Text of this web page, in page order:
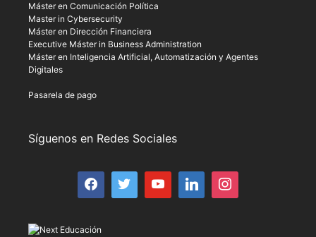
Máster en Comunicación Política
Master in Cybersecurity
Máster en Dirección Financiera
Executive Máster in Business Administration
Máster en Inteligencia Artificial, Automatización y Agentes
Digitales
Pasarela de pago
Síguenos en Redes Sociales